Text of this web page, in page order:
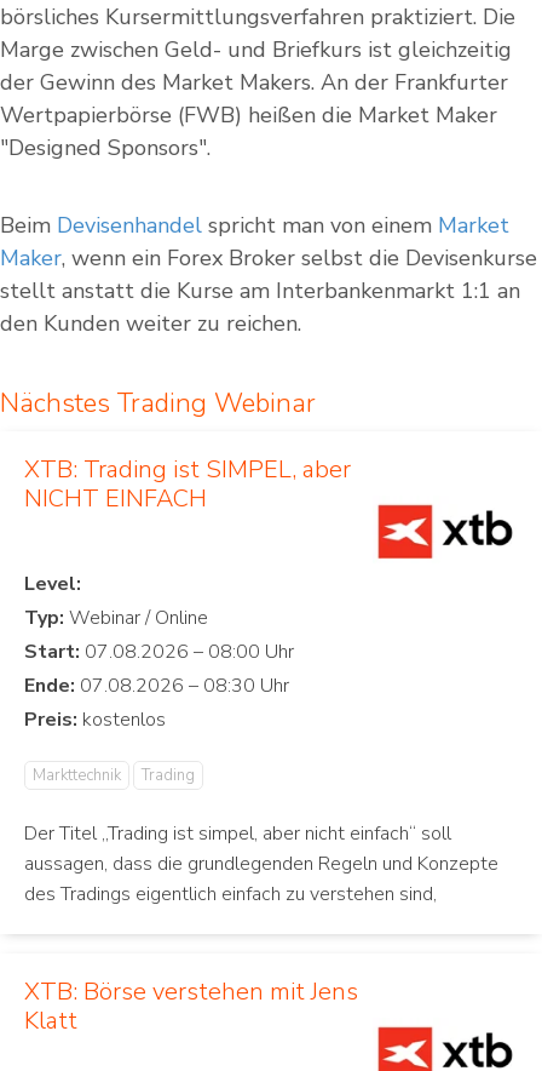
börsliches Kursermittlungsverfahren praktiziert. Die
Marge zwischen Geld- und Briefkurs ist gleichzeitig
der Gewinn des Market Makers. An der Frankfurter
Wertpapierbörse (FWB) heißen die Market Maker
"Designed Sponsors".
Beim Devisenhandel spricht man von einem Market
Maker, wenn ein Forex Broker selbst die Devisenkurse
stellt anstatt die Kurse am Interbankenmarkt 1:1 an
den Kunden weiter zu reichen.
Nächstes Trading Webinar
XTB: Trading ist SIMPEL, aber
NICHT EINFACH
Level:
Typ:
Start:
Ende:
Preis:
Markttechnik Trading
Der Titel „Trading ist simpel, aber nicht einfach“ soll
aussagen, dass die grundlegenden Regeln und Konzepte
des Tradings eigentlich einfach zu verstehen sind,
XTB: Börse verstehen mit Jens
Klatt